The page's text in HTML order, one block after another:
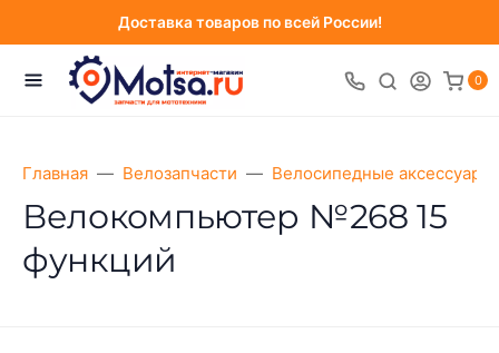
Доставка товаров по всей России!
0
Главная Велозапчасти Велосипедные аксессуары
Велокомпьютер №268 15
функций